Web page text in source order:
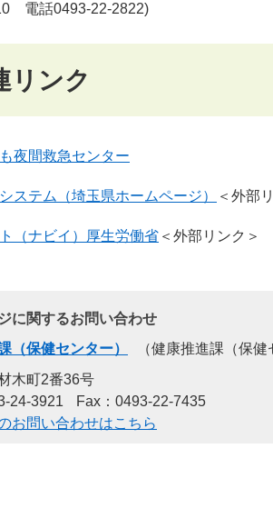
電話0493‐22‐2822)
リンク
夜間救急センター
ステム（埼玉県ホームページ） ＜外部
（ナビイ）厚生労働省 ＜外部リンク＞
に関するお問い合わせ
（保健センター）
健康推進課（保健
木町2番36号
24-3921
Fax：0493-22-7435
お問い合わせはこちら